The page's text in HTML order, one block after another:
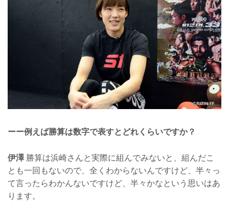
ーー例えば勝算は数字で表すとどれくらいですか？
伊澤勝算は浜崎さんと実際に組んでみないと、組んだこ
とも一回もないので、全くわからないんですけど、半々っ
て言ったらわかんないですけど、半々かなという思いはあ
ります。